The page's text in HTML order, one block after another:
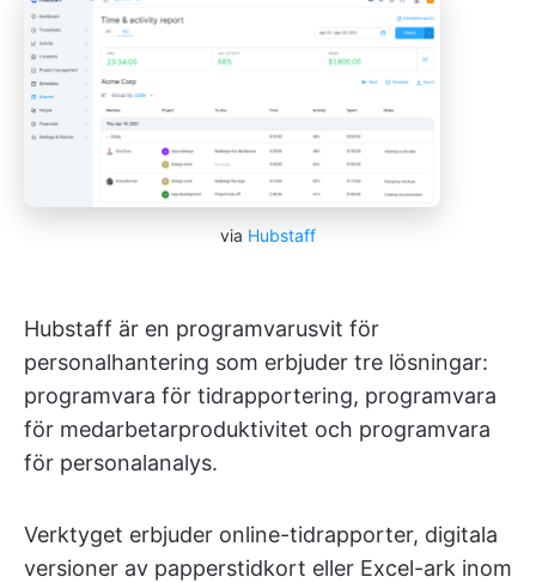
via Hubstaff
Hubstaff är en programvarusvit för
personalhantering som erbjuder tre lösningar:
programvara för tidrapportering, programvara
för medarbetarproduktivitet och programvara
för personalanalys.
Verktyget erbjuder online-tidrapporter, digitala
versioner av papperstidkort eller Excel-ark inom